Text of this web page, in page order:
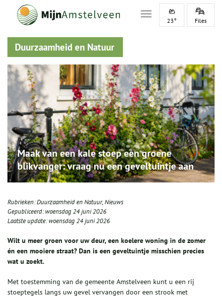
Toggle navigation
23° Files
Duurzaamheid en Natuur
Maak van een kale stoep een groene
blikvanger: vraag nu een geveltuintje aan
Rubrieken:Duurzaamheid en Natuur,Nieuws
Gepubliceerd:woensdag 24 juni 2026
Laatste update:woensdag 24 juni 2026
Wilt u meer groen voor uw deur, een koelere woning in de zomer
én een mooiere straat? Dan is een geveltuintje misschien precies
wat u zoekt.
Met toestemming van de gemeente Amstelveen kunt u een rij
stoeptegels langs uw gevel vervangen door een strook met